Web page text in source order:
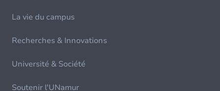
La vie du campus
Recherches & Innovations
Université & Société
Soutenir l'UNamur